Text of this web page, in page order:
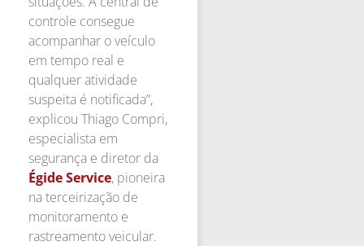
controle consegue
acompanhar o veículo
em tempo real e
qualquer atividade
suspeita é notificada”,
explicou Thiago Compri,
especialista em
segurança e diretor da
Égide Service, pioneira
na terceirização de
monitoramento e
rastreamento veicular.